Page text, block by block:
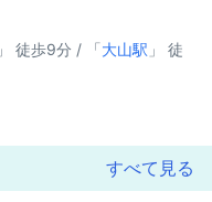
」 徒歩9分 / 「大山駅 」 徒
すべて見る